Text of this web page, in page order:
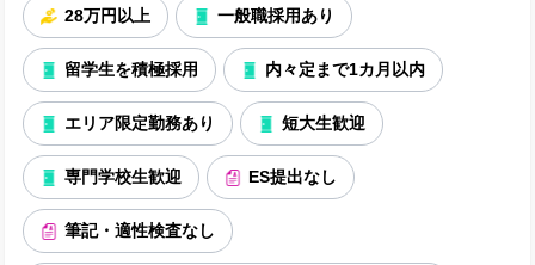
28万円以上 一般職採用あり
留学生を積極採用 内々定まで1カ月以内
エリア限定勤務あり 短大生歓迎
専門学校生歓迎 ES提出なし
筆記・適性検査なし